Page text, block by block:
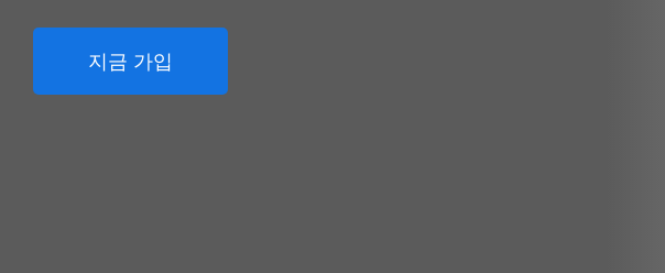
지금 가입